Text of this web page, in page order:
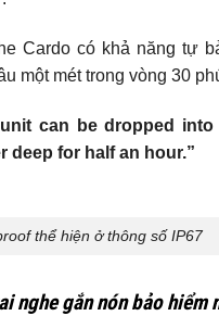
Cardo có khả năng tự
một mét trong vòng 30
can be dropped
deep for half an hour.”
thể hiện ở thông số IP67
nghe gắn nón bảo hiểm